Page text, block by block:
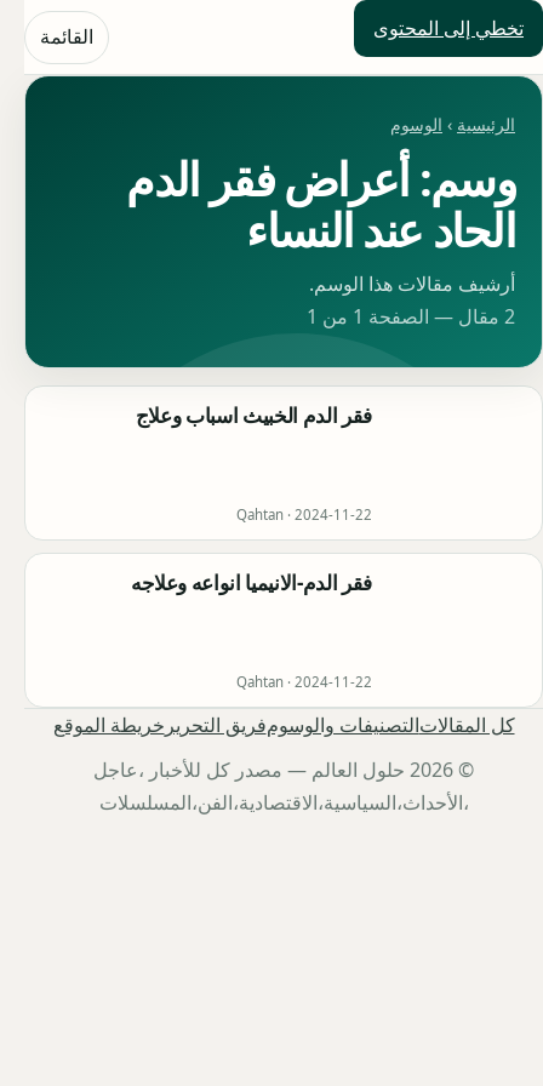
تخطي إلى المحتوى
حلول العالم القائمة
الرئيسية › الوسوم
وسم: أعراض فقر الدم
الحاد عند النساء
أرشيف مقالات هذا الوسم.
2 مقال — الصفحة 1 من 1
فقر الدم الخبيث اسباب وعلاج
Qahtan · 2024-11-22
فقر الدم-الانيميا انواعه وعلاجه
Qahtan · 2024-11-22
كل المقالاتالتصنيفات والوسومفريق التحرير خريطة الموقع
© 2026 حلول العالم — مصدر كل للأخبار ،عاجل
،الأحداث،السياسية،الاقتصادية،الفن،المسلسلات